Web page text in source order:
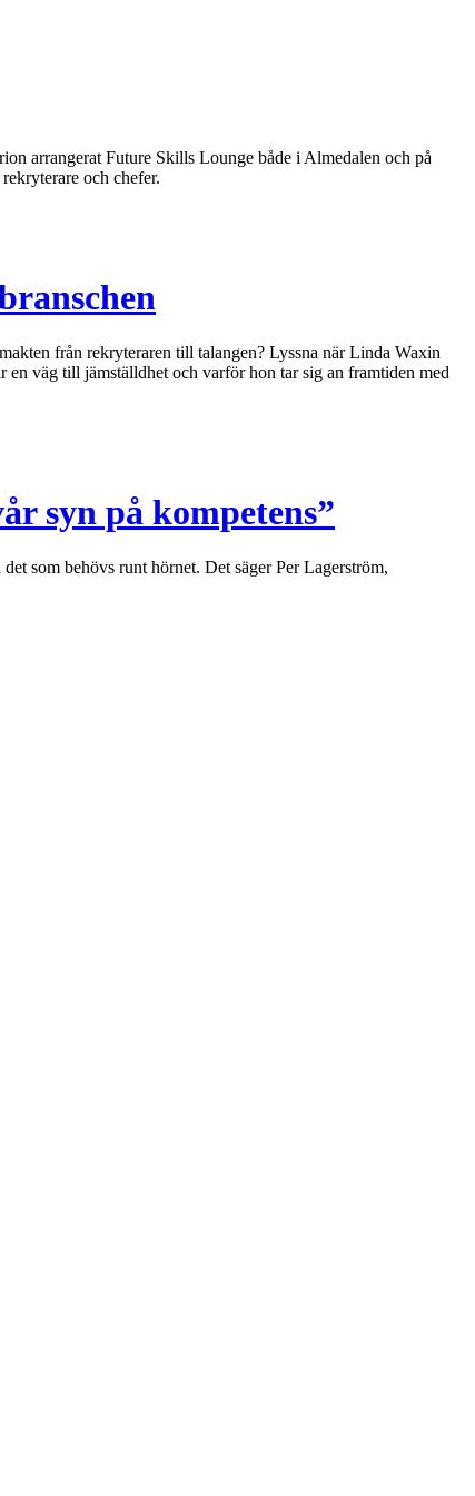
arrangerat Future Skills Lounge både i Almedalen och på
och chefer.
från rekryteraren till talangen? Lyssna när Linda Waxin
väg till jämställdhet och varför hon tar sig an framtiden med
syn på kompetens”
som behövs runt hörnet. Det säger Per Lagerström,